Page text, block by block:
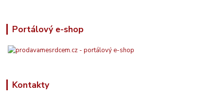
Portálový e-shop
Kontakty